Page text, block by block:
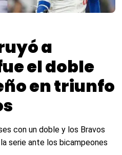
a
el doble
en triunfo
con un doble y los Bravos
serie ante los bicampeones